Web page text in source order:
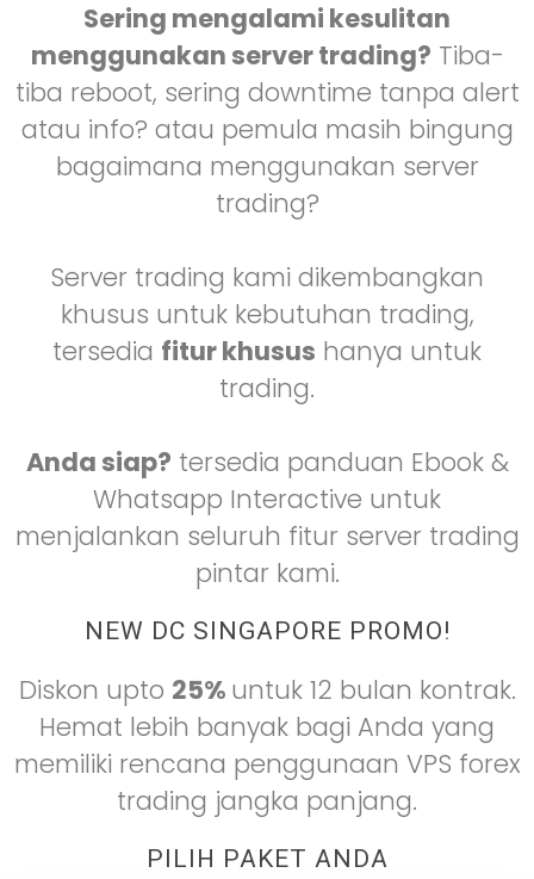
Sering mengalami kesulitan
menggunakan server trading? Tiba-
tiba reboot, sering downtime tanpa alert
atau info? atau pemula masih bingung
bagaimana menggunakan server
trading?
Server trading kami dikembangkan
khusus untuk kebutuhan trading,
tersedia fitur khusus hanya untuk
trading.
Anda siap? tersedia panduan Ebook &
Whatsapp Interactive untuk
menjalankan seluruh fitur server trading
pintar kami.
NEW DC SINGAPORE PROMO!
Diskon upto 25% untuk 12 bulan kontrak.
Hemat lebih banyak bagi Anda yang
memiliki rencana penggunaan VPS forex
trading jangka panjang.
PILIH PAKET ANDA